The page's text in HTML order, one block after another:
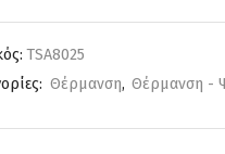
TSA8025
Θέρμανση, Θέρμανση -